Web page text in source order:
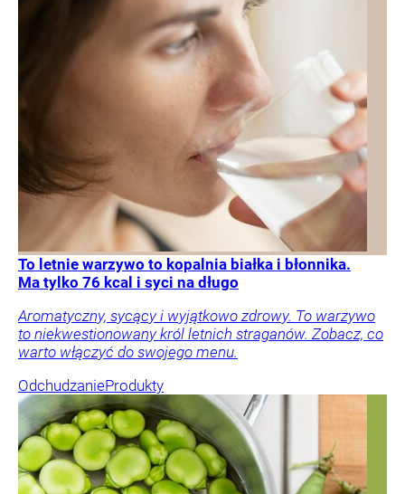
To letnie warzywo to kopalnia białka i błonnika.
Ma tylko 76 kcal i syci na długo
Aromatyczny, sycący i wyjątkowo zdrowy. To warzywo
to niekwestionowany król letnich straganów. Zobacz, co
warto włączyć do swojego menu.
OdchudzanieProdukty